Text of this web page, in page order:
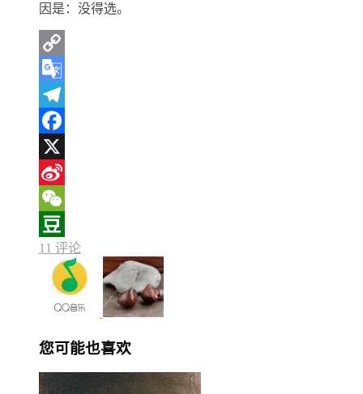
因是：没得选。
Copy
Link
Google
Translate
Telegram
Facebook
X
Sina
Weibo
WeChat
Douban
11 评论
您可能也喜欢